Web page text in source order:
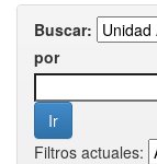
Buscar:
por
Filtros actuales: